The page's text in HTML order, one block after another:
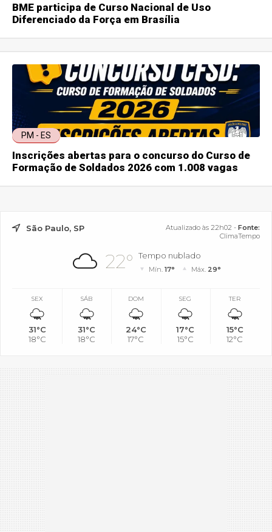
BME participa de Curso Nacional de Uso
Diferenciado da Força em Brasília
PM - ES
Inscrições abertas para o concurso do Curso de
Formação de Soldados 2026 com 1.008 vagas
São Paulo, SP Atualizado às 22h02 - Fonte:
ClimaTempo
22° Tempo nublado
Mín.17° Máx. 29°
SEX
31°C
18°C
SÁB
31°C
18°C
DOM
24°C
17°C
SEG
17°C
15°C
TER
15°C
12°C